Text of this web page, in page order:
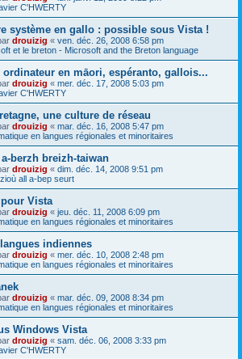
C'HWERTY
système en gallo : possible sous Vista !
drouizig « ven. déc. 26, 2008 6:58 pm
et le breton - Microsoft and the Breton language
en māori, espéranto, gallois...
drouizig « mer. déc. 17, 2008 5:03 pm
C'HWERTY
une culture de réseau
drouizig « mar. déc. 16, 2008 5:47 pm
en langues régionales et minoritaires
berzh breizh-taiwan
drouizig « dim. déc. 14, 2008 9:51 pm
all a-bep seurt
Vista
drouizig « jeu. déc. 11, 2008 6:09 pm
en langues régionales et minoritaires
indiennes
drouizig « mer. déc. 10, 2008 2:48 pm
en langues régionales et minoritaires
drouizig « mar. déc. 09, 2008 8:34 pm
en langues régionales et minoritaires
Windows Vista
drouizig « sam. déc. 06, 2008 3:33 pm
C'HWERTY